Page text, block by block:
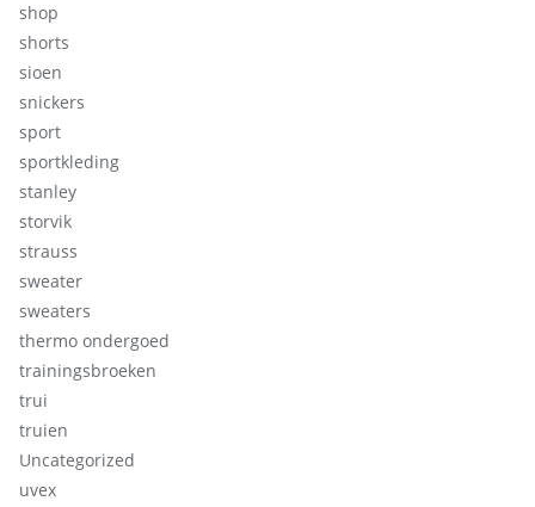
shop
shorts
sioen
snickers
sport
sportkleding
stanley
storvik
strauss
sweater
sweaters
thermo ondergoed
trainingsbroeken
trui
truien
Uncategorized
uvex